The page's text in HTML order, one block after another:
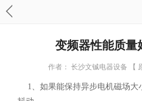
变频器性能质量
作者： 长沙文铖电器设备 【
1、如果能保持异步电机磁场大